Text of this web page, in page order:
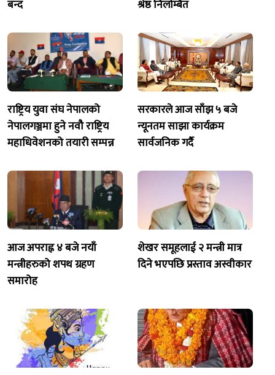
बन्द श्रेष्ठ निलम्बित
राष्ट्रिय युवा संघ नेपालको
नेपालगञ्जमा हुने नवौ राष्ट्रिय
महाधिवेशनको तयारी सम्पन्न
सरकारले आज साँझ ५ बजे
न्यूनतम साझा कार्यक्रम
सार्वजनिक गर्दै
आज अपराह्न ४ बजे नयाँ
मन्त्रीहरुको शपथ ग्रहण
समारोह
शेखर समूहलाई २ मन्त्री मात्र
दिने भएपछि प्रस्ताव अस्वीकार